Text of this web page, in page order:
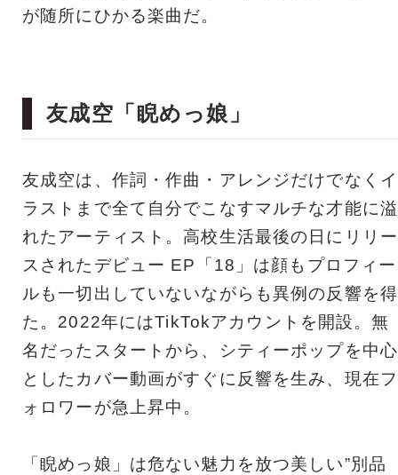
が随所にひかる楽曲だ。
友成空「睨めっ娘」
友成空は、作詞・作曲・アレンジだけでなくイ
ラストまで全て自分でこなすマルチな才能に溢
れたアーティスト。高校生活最後の日にリリー
スされたデビュー EP「18」は顔もプロフィー
ルも一切出していないながらも異例の反響を得
た。2022年にはTikTokアカウントを開設。無
名だったスタートから、シティーポップを中心
としたカバー動画がすぐに反響を生み、現在フ
ォロワーが急上昇中。
「睨めっ娘」は危ない魅力を放つ美しい”別品